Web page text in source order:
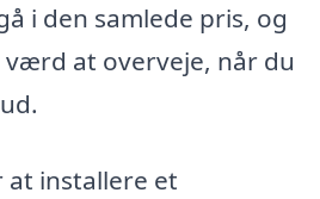
i den samlede pris, og
at overveje, når du
at installere et